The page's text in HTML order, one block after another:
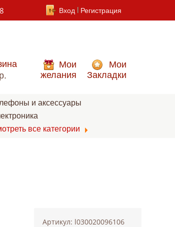
Вход Регистрация
Мои
желания
Мои
Закладки
и аксессуары
все категории
Артикул: l030020096106